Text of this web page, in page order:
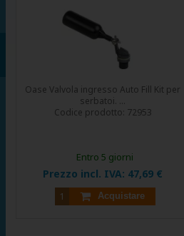
Oase Valvola ingresso Auto Fill Kit per
serbatoi. ...
Codice prodotto: 72953
Prezzo incl. IVA: 47,69 €
Acquistare
Entro 5 giorni